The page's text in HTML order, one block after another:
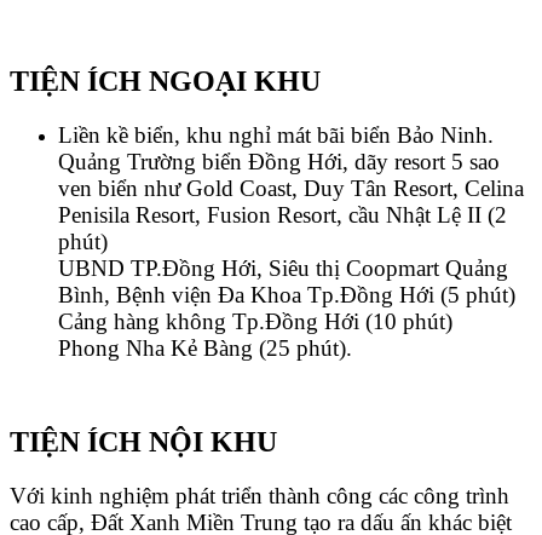
TIỆN ÍCH NGOẠI KHU
Liền kề biển, khu nghỉ mát bãi biển Bảo Ninh.
Quảng Trường biển Đồng Hới, dãy resort 5 sao
ven biển như Gold Coast, Duy Tân Resort, Celina
Penisila Resort, Fusion Resort, cầu Nhật Lệ II (2
phút)
UBND TP.Đồng Hới, Siêu thị Coopmart Quảng
Bình, Bệnh viện Đa Khoa Tp.Đồng Hới (5 phút)
Cảng hàng không Tp.Đồng Hới (10 phút)
Phong Nha Kẻ Bàng (25 phút).
TIỆN ÍCH NỘI KHU
Với kinh nghiệm phát triển thành công các công trình
cao cấp, Đất Xanh Miền Trung tạo ra dấu ấn khác biệt